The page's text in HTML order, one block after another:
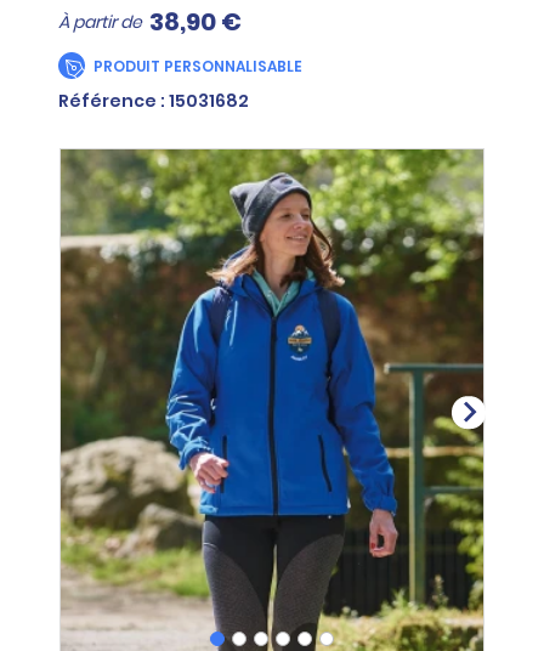
À partir de 38,90 €
PRODUIT PERSONNALISABLE
Référence : 15031682